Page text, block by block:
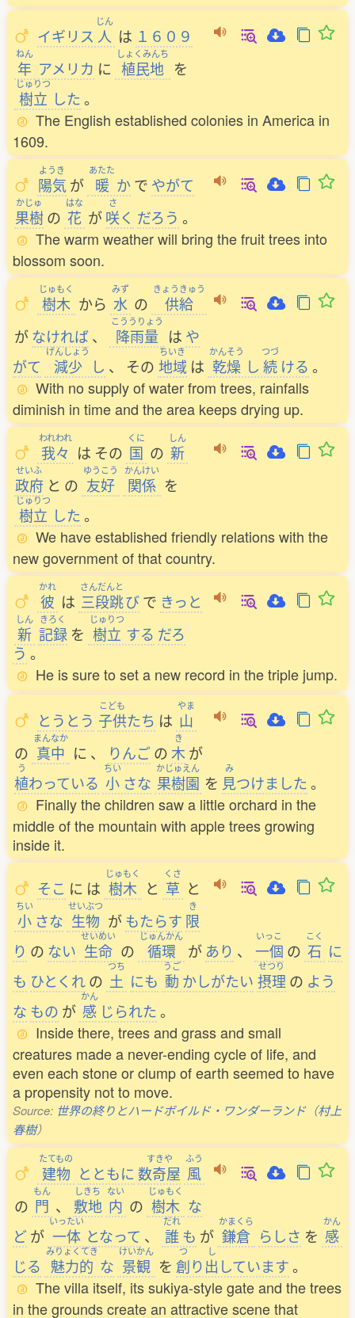
イギリス
じん
人 は １６０９
ねん
年 アメリカ に
しょくみんち
植民地 を
じゅりつ
樹立 した。
The English established colonies in America in
1609.
ようき
陽気 が
あたた
暖 か で やがて
かじゅ
果樹 の
はな
花 が
さ
咲く だろう 。
The warm weather will bring the fruit trees into
blossom soon.
じゅもく
樹木 から
みず
水 の
きょうきゅう
供給
がなければ、
こううりょう
降雨量 は や
がて
げんしょう
減少 し 、 その
ちいき
地域 は
かんそう
乾燥 し
つづ
続 ける 。
With no supply of water from trees, rainfalls
diminish in time and the area keeps drying up.
われわれ
我々 は その
くに
国 の
しん
新
せいふ
政府 と の
ゆうこう
友好
かんけい
関係 を
じゅりつ
樹立 した。
We have established friendly relations with the
new government of that country.
かれ
彼 は
さんだんと
三段跳びで きっと
しん
新
きろく
記録 を
じゅりつ
樹立 する だろ
う 。
He is sure to set a new record in the triple jump.
とうとう
こども
子供たち は
やま
山
の
まんなか
真中 に 、 りんごの
き
木が
う
植わっている
ちい
小 さな
かじゅえん
果樹園 を
み
見つけました。
Finally the children saw a little orchard in the
middle of the mountain with apple trees growing
inside it.
そこ に は
じゅもく
樹木 と
くさ
草 と
ちい
小 さな
せいぶつ
生物 がもたらす
き
限
り の ない
せいめい
生命 の
じゅんかん
循環 が あり 、
いっこ
一個 の
こく
石 に
も ひとくれの
つち
土 にも
うご
動 かしがたい
せつり
摂理 の よう
な もの が
かん
感 じられた。
Inside there, trees and grass and small
creatures made a never-ending cycle of life, and
even each stone or clump of earth seemed to have
a propensity not to move.
Source: 世界の終りとハードボイルド・ワンダーランド（村上
春樹）
たてもの
建物 とともに
すきや
数奇屋
ふう
風
の
もん
門 、
しきち
敷地
ない
内 の
じゅもく
樹木 な
どが
いったい
一体 となって 、
だれ
誰 も が
かまくら
鎌倉 らしさ を
かん
感
じる
みりょくてき
魅力的 な
けいかん
景観 を
つ
創り
し
出 しています。
The villa itself, its sukiya-style gate and the trees
in the grounds create an attractive scene that